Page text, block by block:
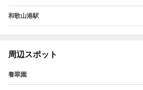
和歌山港駅
周辺スポット
養翠園